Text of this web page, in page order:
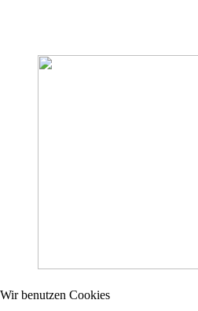
Informationsveranstaltung
Wir benutzen Cookies